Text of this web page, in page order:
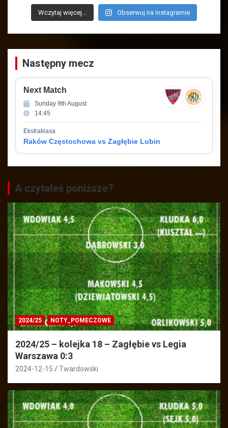
Wczytaj więcej... Obserwuj na Instagramie
Następny mecz
Next Match
Sunday 9th August
14:45
Ekstraklasa
Raków Częstochowa vs Zagłębie Lubin
A czytałeś poniższe?
2024/25 NOTY_POMECZOWE
2024/25 – kolejka 18 – Zagłębie vs Legia
Warszawa 0:3
2024-12-15 Twardowski